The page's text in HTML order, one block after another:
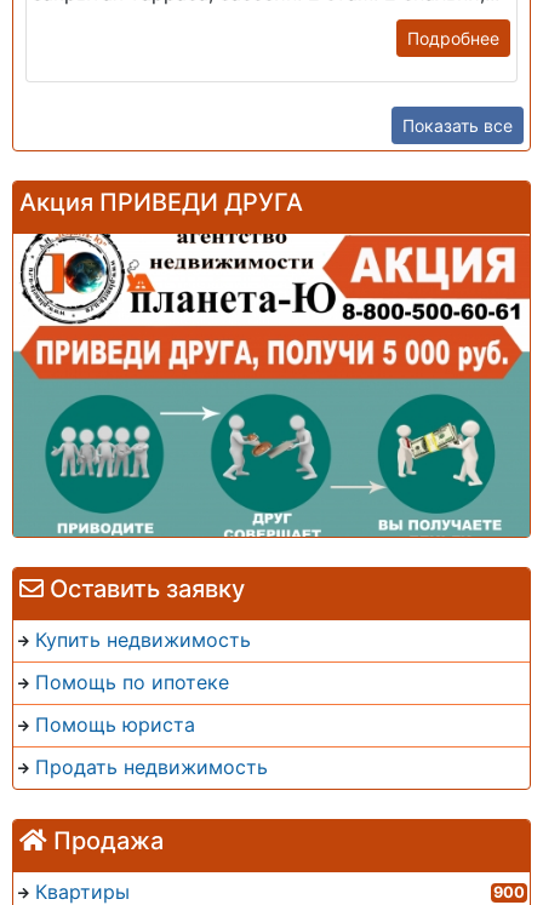
Оставить заявку
Купить недвижимость
Помощь по ипотеке
Помощь юриста
Продать недвижимость
Продажа
Квартиры 900
Подробнее
Показать все
Акция ПРИВЕДИ ДРУГА